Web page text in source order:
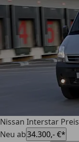
Nissan Interstar Preis
Neu ab34.300,- €*